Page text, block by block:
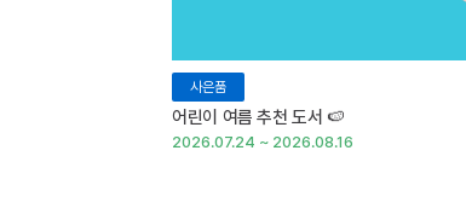
사은품
어린이 여름 추천 도서 🍉
2026.07.24 ~ 2026.08.16